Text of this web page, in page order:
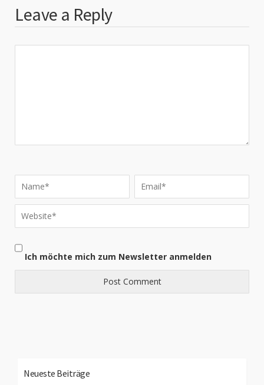
Leave a Reply
Ich möchte mich zum Newsletter anmelden
Neueste Beiträge